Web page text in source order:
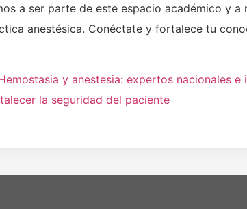
a ser parte de este espacio académico y a
anestésica. Conéctate y fortalece tu
y anestesia: expertos nacionales e
la seguridad del paciente